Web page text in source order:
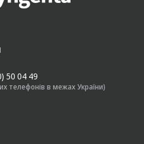
50 04 49
телефонів в межах України)